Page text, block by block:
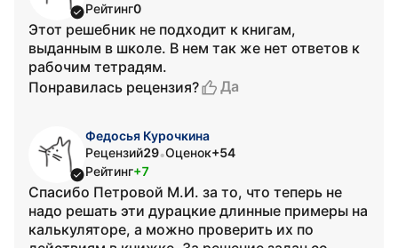
Рейтинг0
Этот решебник не подходит к книгам,
выданным в школе. В нем так же нет ответов к
рабочим тетрадям.
Понравилась рецензия?
Да
Федосья Курочкина
Рецензий29•Оценок+54
Рейтинг+7
Спасибо Петровой М.И. за то, что теперь не
надо решать эти дурацкие длинные примеры на
калькуляторе, а можно проверить их по